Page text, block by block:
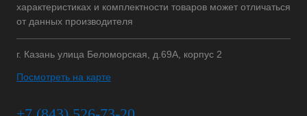
характеристиках и комплектности товаров может отличаться
от данных производителя
г. Казань улица Беломорская, д.69А, корпус 2
Посмотреть на карте